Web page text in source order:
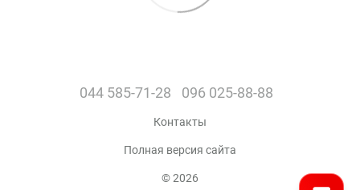
044 585-71-28 096 025-88-88
Контакты
Полная версия сайта
© 2026